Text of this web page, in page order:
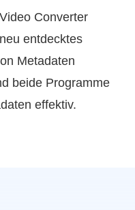
Converter
entdecktes
Metadaten
beide Programme
effektiv.